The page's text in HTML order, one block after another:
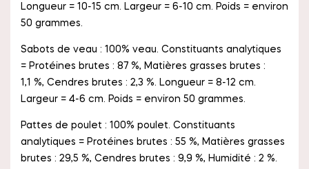
Longueur = 10-15 cm. Largeur = 6-10 cm. Poids = environ
50 grammes.
Sabots de veau : 100% veau. Constituants analytiques
= Protéines brutes : 87 %, Matières grasses brutes :
1,1 %, Cendres brutes : 2,3 %. Longueur = 8-12 cm.
Largeur = 4-6 cm. Poids = environ 50 grammes.
Pattes de poulet : 100% poulet. Constituants
analytiques = Protéines brutes : 55 %, Matières grasses
brutes : 29,5 %, Cendres brutes : 9,9 %, Humidité : 2 %.